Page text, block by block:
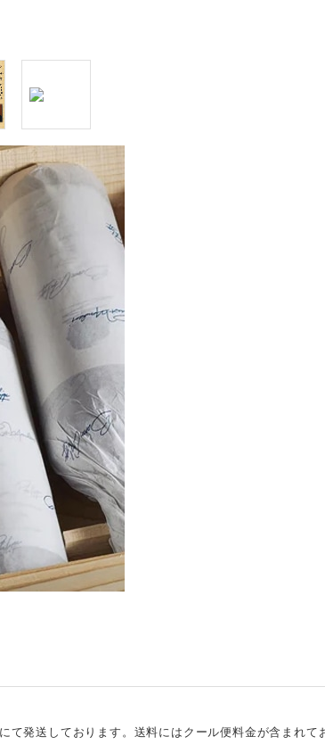
発送しております。送料にはクール便料金が含まれて